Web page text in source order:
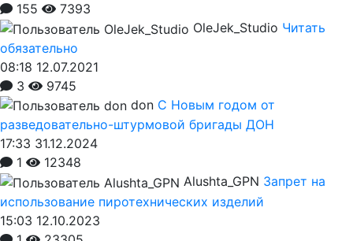
155
7393
OleJek_Studio Читать
обязательно
08:18 12.07.2021
3
9745
don С Новым годом от
разведовательно-штурмовой бригады ДОН
17:33 31.12.2024
1
12348
Alushta_GPN Запрет на
использование пиротехнических изделий
15:03 12.10.2023